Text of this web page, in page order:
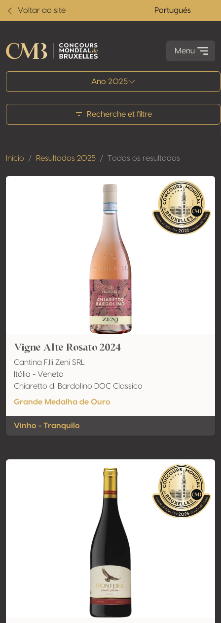
Voltar ao site Portugués
Menu
Ano 2025
Recherche et filtre
Início Resultados 2025 Todos os resultados
Vigne Alte Rosato 2024
Cantina F.lli Zeni SRL
Itália - Veneto
Chiaretto di Bardolino DOC Classico
Grande Medalha de Ouro
Vinho - Tranquilo